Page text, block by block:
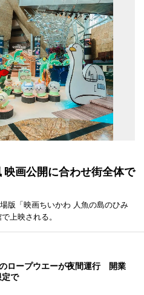
画公開に合わせ街全体で
版「映画ちいかわ 人魚の島のひみ
上映される。
ロープウエーが夜間運行 開業
で